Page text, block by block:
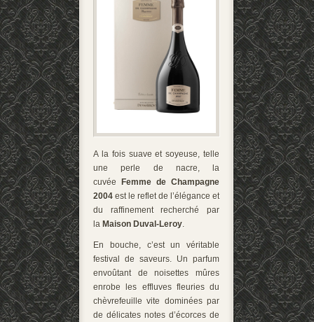
A la fois suave et soyeuse, telle
une perle de nacre, la
cuvée
Femme de Champagne
2004 est le reflet de l’élégance et
du raffinement recherché par
la Maison Duval-Leroy.
En bouche, c’est un véritable
festival de saveurs. Un parfum
envoûtant de noisettes mûres
enrobe les effluves fleuries du
chèvrefeuille vite dominées par
de délicates notes d’écorces de